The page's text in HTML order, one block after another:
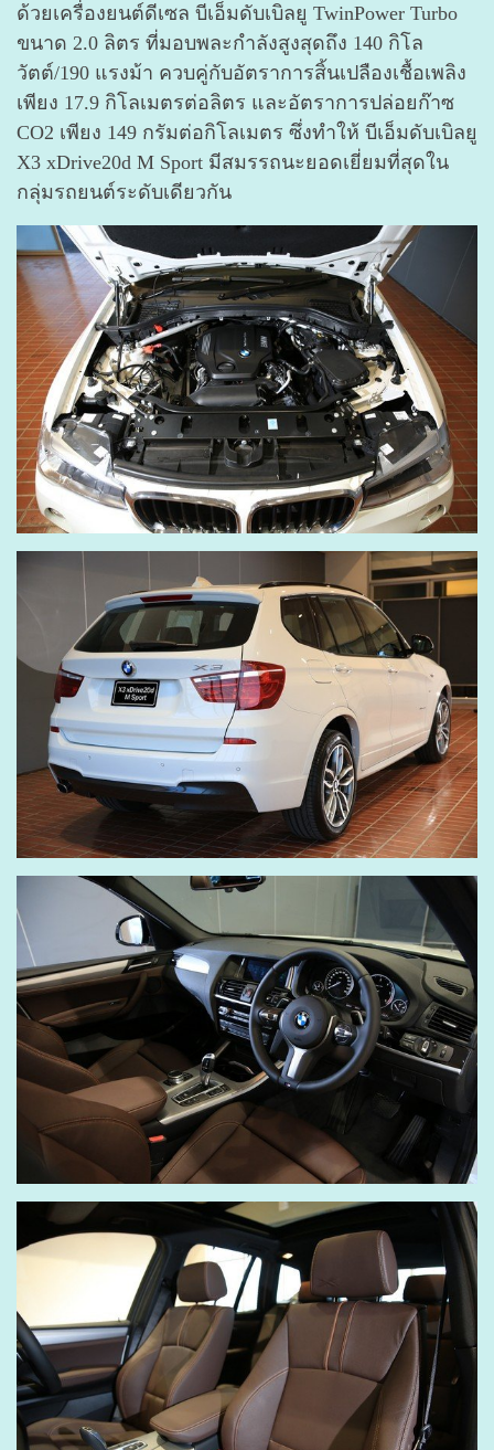
ด้วยเครื่องยนต์ดีเซล บีเอ็มดับเบิลยู TwinPower Turbo
ขนาด 2.0 ลิตร ที่มอบพละกำลังสูงสุดถึง 140 กิโล
วัตต์/190 แรงม้า ควบคู่กับอัตราการสิ้นเปลืองเชื้อเพลิง
เพียง 17.9 กิโลเมตรต่อลิตร และอัตราการปล่อยก๊าซ
CO2 เพียง 149 กรัมต่อกิโลเมตร ซึ่งทำให้ บีเอ็มดับเบิลยู
X3 xDrive20d M Sport มีสมรรถนะยอดเยี่ยมที่สุดใน
กลุ่มรถยนต์ระดับเดียวกัน